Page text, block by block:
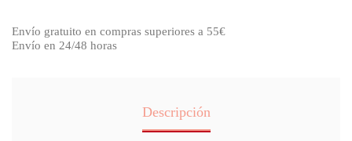
Envío gratuito en compras superiores a 55€
Envío en 24/48 horas
Descripción